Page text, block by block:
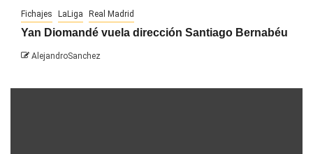
Fichajes LaLiga Real Madrid
Yan Diomandé vuela dirección Santiago Bernabéu
AlejandroSanchez